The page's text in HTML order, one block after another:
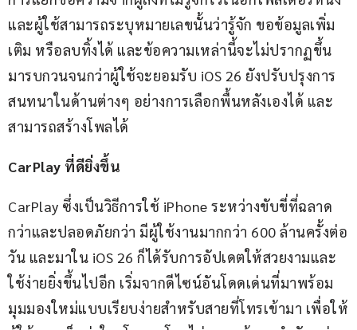
และผู้ใช้สามารถระบุหมายเลขนั้นว่ารู้จัก ขอข้อมูลเพิ่ม
เติม หรือลบทิ้งได้ และข้อความเหล่านี้จะไม่ปรากฏขึ้น
มารบกวนจนกว่าผู้ใช้จะยอมรับ iOS 26 ยังปรับปรุงการ
สนทนาในด้านต่างๆ อย่างการเลือกพื้นหลังเองได้ และ
สามารถสร้างโพลได้
CarPlay ที่ดียิ่งขึ้น
CarPlay ซึ่งเป็นวิธีการใช้ iPhone ระหว่างขับขี่ที่ฉลาด
กว่าและปลอดภัยกว่า มีผู้ใช้งานมากกว่า 600 ล้านครั้งต่อ
วัน และมาใน iOS 26 ก็ได้รับการอัปเดตให้สวยงามและ
ใช้ง่ายยิ่งขึ้นไปอีก เริ่มจากดีไซน์อันโดดเด่นที่มาพร้อม
มุมมองใหม่แบบเรียบง่ายสำหรับสายที่โทรเข้ามา เพื่อให้